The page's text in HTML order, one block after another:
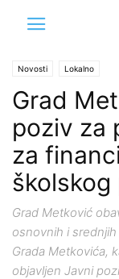
Novosti Lokalno
Grad
poziv za
za
školskog
Grad Metković
osnovnih i
Grada Metkovića,
objavljen Javni